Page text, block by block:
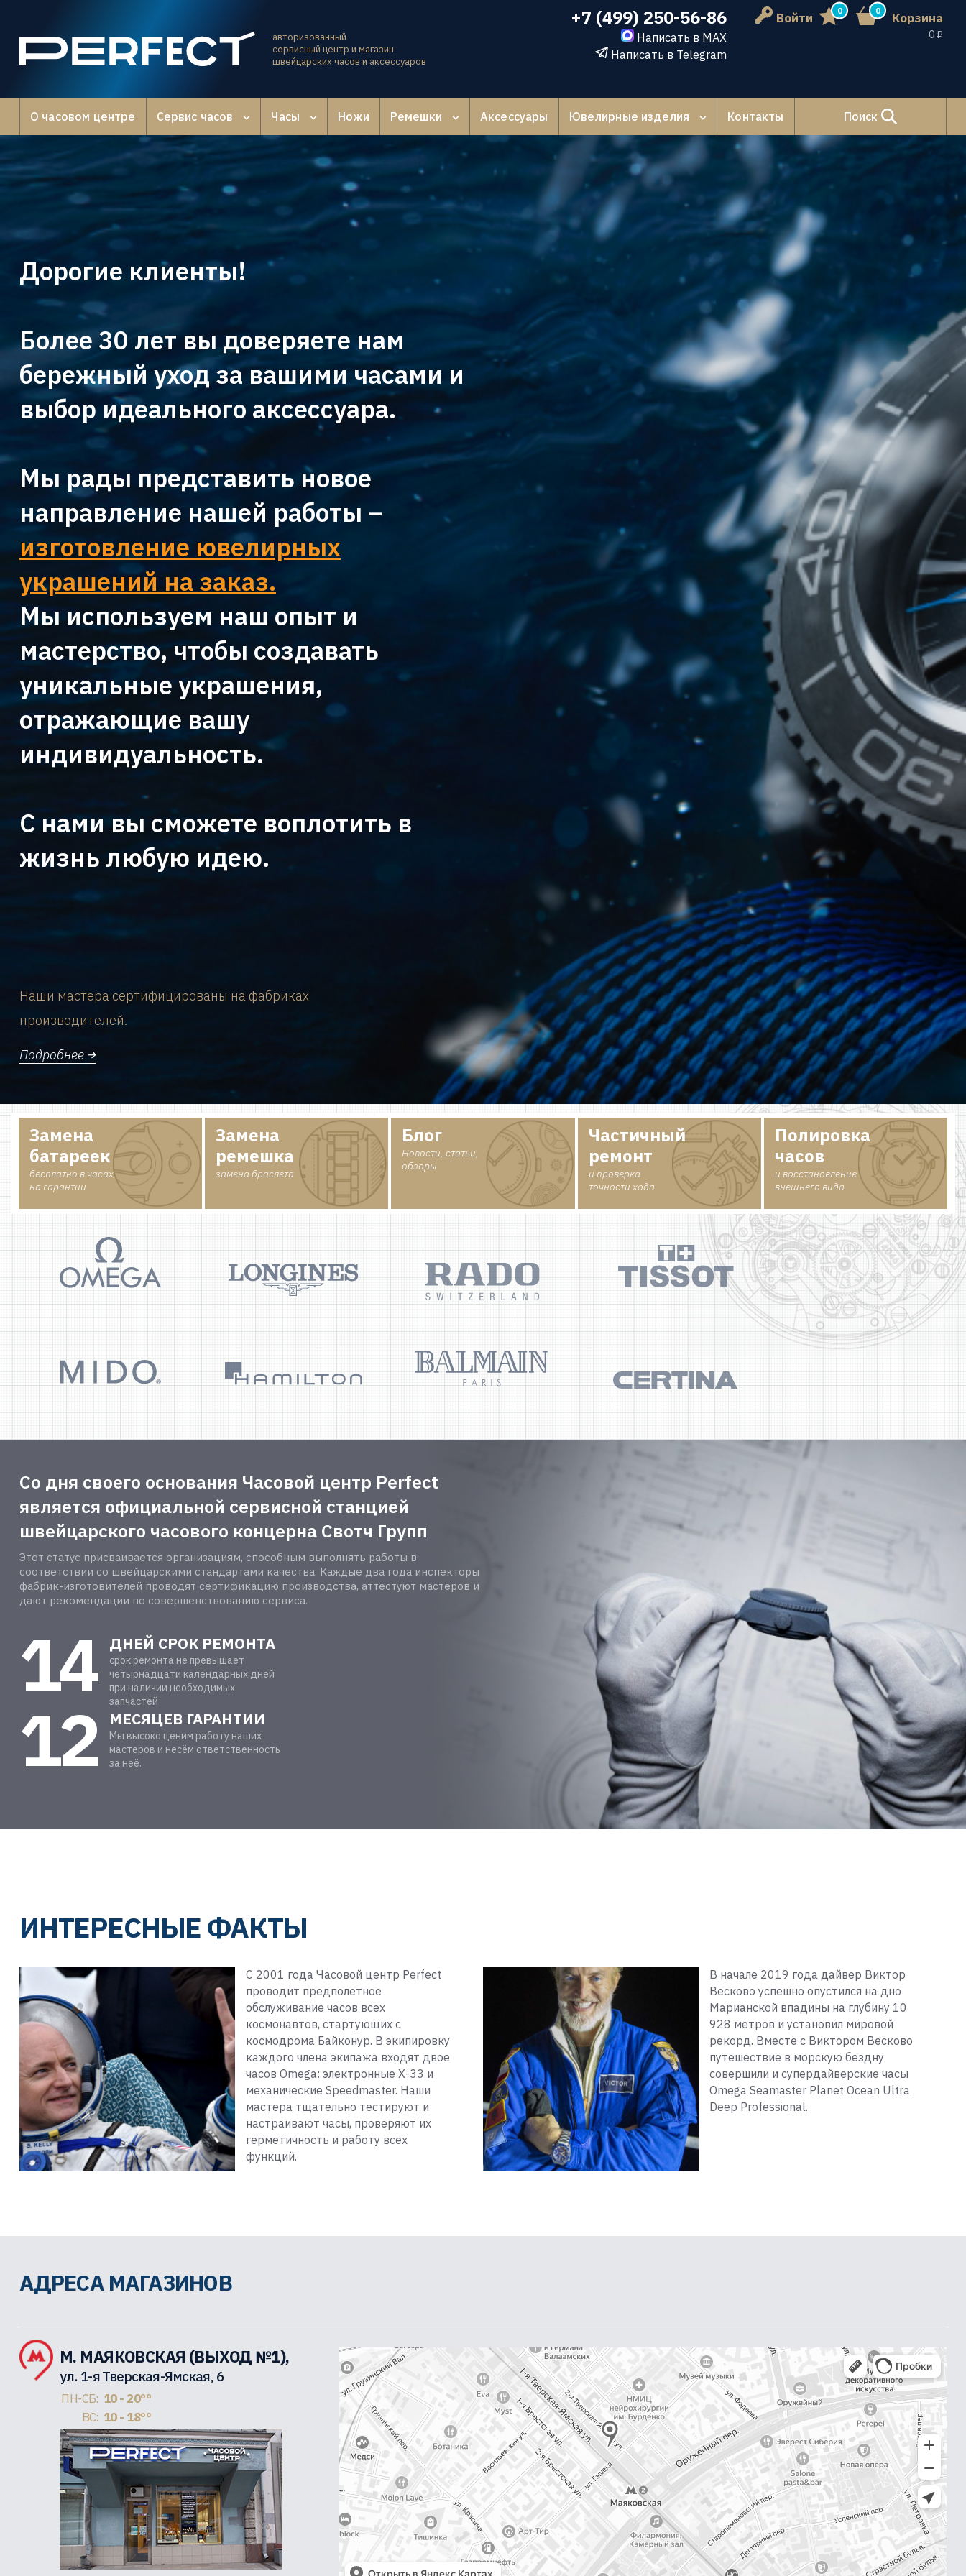
авторизованный
сервисный центр и магазин
швейцарских часов и аксессуаров
+7 (499) 250-56-86
Написать в MAX
Написать в Telegram
Войти 0 0 Корзина
0 ₽
О часовом центре Сервис часов Часы Ножи Ремешки Аксессуары Ювелирные изделия Контакты Поиск
Дорогие клиенты!
Более 30 лет вы доверяете нам
бережный уход за вашими часами и
выбор идеального аксессуара.
Мы рады представить новое
направление нашей работы –
изготовление ювелирных
украшений на заказ.
Мы используем наш опыт и
мастерство, чтобы создавать
уникальные украшения,
отражающие вашу
индивидуальность.
С нами вы сможете воплотить в
жизнь любую идею.
Наши мастера сертифицированы на фабриках
производителей.
Подробнее
Замена
батареек
бесплатно в часах
на гарантии
Замена
ремешка
замена браслета
Блог
Новости, статьи,
обзоры
Частичный
ремонт
и проверка
точности хода
Полировка
часов
и восстановление
внешнего вида
Со дня своего основания Часовой центр Perfect
является официальной сервисной станцией
швейцарского часового концерна Свотч Групп
Этот статус присваивается организациям, способным выполнять работы в
соответствии со швейцарскими стандартами качества. Каждые два года инспекторы
фабрик-изготовителей проводят сертификацию производства, аттестуют мастеров и
дают рекомендации по совершенствованию сервиса.
14 ДНЕЙ СРОК РЕМОНТА
срок ремонта не превышает
четырнадцати календарных дней
при наличии необходимых
запчастей
12 МЕСЯЦЕВ ГАРАНТИИ
Мы высоко ценим работу наших
мастеров и несём ответственность
за неё.
ИНТЕРЕСНЫЕ ФАКТЫ
С 2001 года Часовой центр Perfect
проводит предполетное
обслуживание часов всех
космонавтов, стартующих с
космодрома Байконур. В экипировку
каждого члена экипажа входят двое
часов Omega: электронные Х-33 и
механические Speedmaster. Наши
мастера тщательно тестируют и
настраивают часы, проверяют их
герметичность и работу всех
функций.
В начале 2019 года дайвер Виктор
Весково успешно опустился на дно
Марианской впадины на глубину 10
928 метров и установил мировой
рекорд. Вместе с Виктором Весково
путешествие в морскую бездну
совершили и супердайверские часы
Omega Seamaster Planet Ocean Ultra
Deep Professional.
АДРЕСА МАГАЗИНОВ
М. МАЯКОВСКАЯ (ВЫХОД №1),
ул. 1-я Тверская-Ямская, 6
ПН-СБ: 10 - 20ºº
ВС: 10 - 18ºº